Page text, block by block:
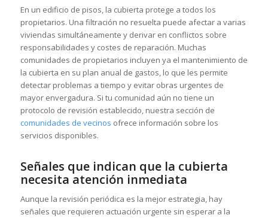
En un edificio de pisos, la cubierta protege a todos los
propietarios. Una filtración no resuelta puede afectar a varias
viviendas simultáneamente y derivar en conflictos sobre
responsabilidades y costes de reparación. Muchas
comunidades de propietarios incluyen ya el mantenimiento de
la cubierta en su plan anual de gastos, lo que les permite
detectar problemas a tiempo y evitar obras urgentes de
mayor envergadura. Si tu comunidad aún no tiene un
protocolo de revisión establecido, nuestra sección de
comunidades de vecinos ofrece información sobre los
servicios disponibles.
Señales que indican que la cubierta
necesita atención inmediata
Aunque la revisión periódica es la mejor estrategia, hay
señales que requieren actuación urgente sin esperar a la